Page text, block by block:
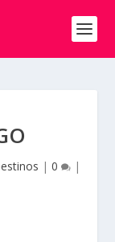
| 0 |